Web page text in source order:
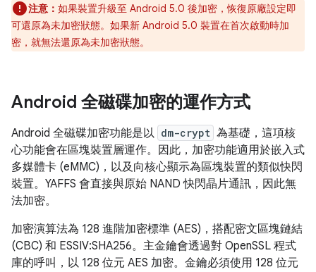
注意： 如果裝置升級至 Android 5.0 後加密，恢復原廠設定即
可還原為未加密狀態。如果新 Android 5.0 裝置在首次啟動時加
密，就無法還原為未加密狀態。
Android 全磁碟加密的運作方式
Android 全磁碟加密功能是以 dm-crypt 為基礎，這項核
心功能會在區塊裝置層運作。因此，加密功能適用於嵌入式
多媒體卡 (eMMC) ，以及向核心顯示為區塊裝置的類似快閃
裝置。YAFFS 會直接與原始 NAND 快閃晶片通訊，因此無
法加密。
加密演算法為 128 進階加密標準 (AES)，搭配密文區塊鏈結
(CBC) 和 ESSIV:SHA256。主金鑰會透過對 OpenSSL 程式
庫的呼叫，以 128 位元 AES 加密。金鑰必須使用 128 位元